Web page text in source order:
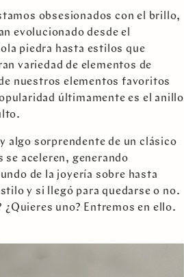
obsesionados con el brillo,
evolucionado desde el
piedra hasta estilos que
variedad de elementos de
nuestros elementos favoritos
últimamente es el anillo
algo sorprendente de un clásico
se aceleren, generando
de la joyería sobre hasta
y si llegó para quedarse o no.
¿Quieres uno? Entremos en ello.